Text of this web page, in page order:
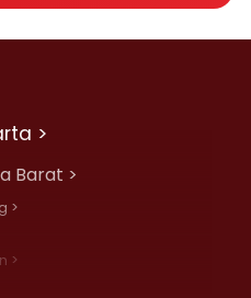
>
Barat >
>
>